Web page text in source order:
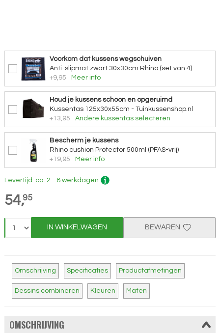
Voorkom dat kussens wegschuiven
Anti-slipmat zwart 30x30cm Rhino (set van 4)
+9,95
Meer info
Houd je kussens schoon en opgeruimd
Kussentas 125x30x55cm - Tuinkussenshop.nl
+13,95
Andere kussentas selecteren
Bescherm je kussens
Rhino cushion Protector 500ml (PFAS-vrij)
+19,95
Meer info
Levertijd: ca. 2 - 8 werkdagen
54,95
IN WINKELWAGEN BEWAREN
Omschrijving Specificaties Productafmetingen
Dessins combineren Kleuren Maten
OMSCHRIJVING